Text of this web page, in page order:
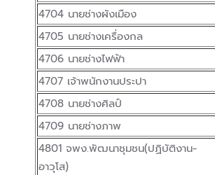
4704 นายช่างผังเมือง
4705 นายช่างเครื่องกล
4706 นายช่างไฟฟ้า
4707 เจ้าพนักงานประปา
4708 นายช่างศิลป์
4709 นายช่างภาพ
4801 จพง.พัฒนาชุมชน(ปฏิบัติงาน-
อาวุโส)